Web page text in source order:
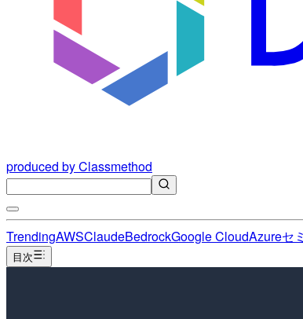
produced by Classmethod
TrendingAWSClaudeBedrockGoogle CloudAzureセ
目次